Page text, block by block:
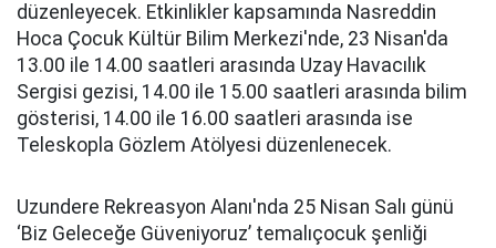
düzenleyecek. Etkinlikler kapsamında Nasreddin
Hoca Çocuk Kültür Bilim Merkezi'nde, 23 Nisan'da
13.00 ile 14.00 saatleri arasında Uzay Havacılık
Sergisi gezisi, 14.00 ile 15.00 saatleri arasında bilim
gösterisi, 14.00 ile 16.00 saatleri arasında ise
Teleskopla Gözlem Atölyesi düzenlenecek.
Uzundere Rekreasyon Alanı'nda 25 Nisan Salı günü
‘Biz Geleceğe Güveniyoruz’ temalıçocuk şenliği